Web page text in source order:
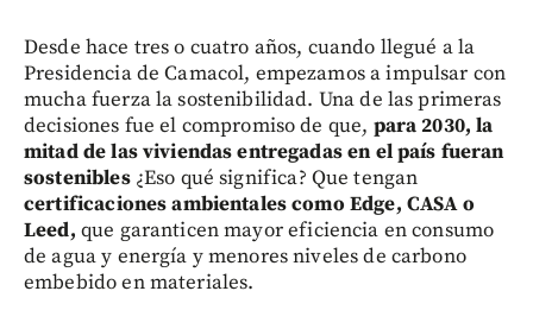
Desde hace tres o cuatro años, cuando llegué a la
Presidencia de Camacol, empezamos a impulsar con
mucha fuerza la sostenibilidad. Una de las primeras
decisiones fue el compromiso de que, para 2030, la
mitad de las viviendas entregadas en el país fueran
sostenibles¿Eso qué significa? Que tengan
certificaciones ambientales como Edge, CASA o
Leed, que garanticen mayor eficiencia en consumo
de agua y energía y menores niveles de carbono
embebido en materiales.